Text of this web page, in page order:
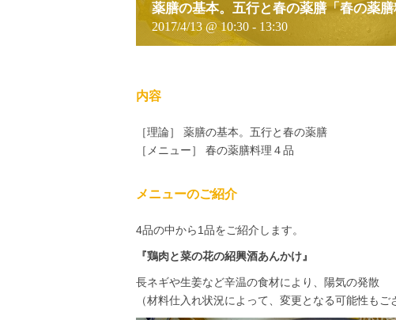
薬膳の基本。五行と春の薬膳「春の薬膳
2017/4/13 @ 10:30 - 13:30
内容
［理論］ 薬膳の基本。五行と春の薬膳
［メニュー］ 春の薬膳料理４品
メニューのご紹介
4品の中から1品をご紹介します。
『鶏肉と菜の花の紹興酒あんかけ』
長ネギや生姜など辛温の食材により、陽気の発散
（材料仕入れ状況によって、変更となる可能性もご